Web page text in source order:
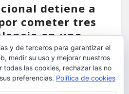
detiene a
cometer tres
en una
Ago 7, 2026
y de terceros para garantizar el
medir su uso y mejorar nuestros
todas las cookies, rechazar las no
preferencias. Política de cookies